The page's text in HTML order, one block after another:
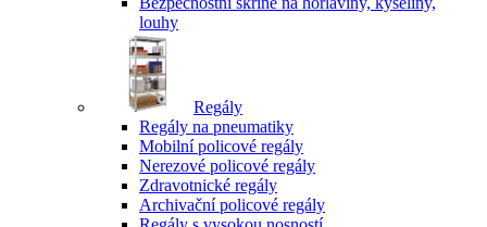
louhy
Regály
Regály na pneumatiky
Mobilní policové regály
Nerezové policové regály
Zdravotnické regály
Archivační policové regály